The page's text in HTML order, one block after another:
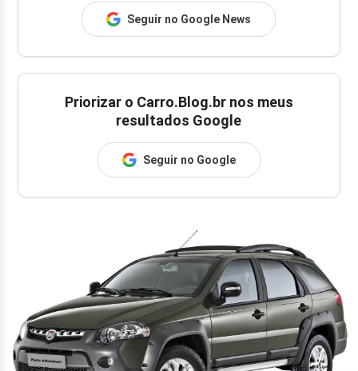
Seguir no Google News
Priorizar o Carro.Blog.br nos meus
resultados Google
Seguir no Google